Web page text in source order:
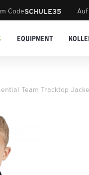
CodeSCHULE35
EQUIPMENT
Team Tracktop Jacke